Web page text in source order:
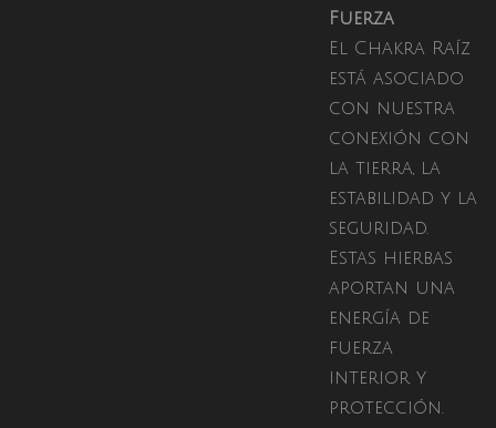
Fuerza
El Chakra Raíz
está asociado
con nuestra
conexión con
la tierra, la
estabilidad y la
seguridad.
Estas hierbas
aportan una
energía de
fuerza
interior y
protección.